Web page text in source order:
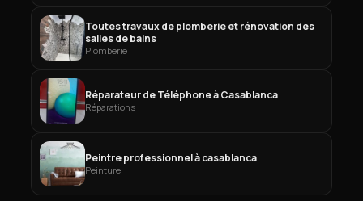
Toutes travaux de plomberie et rénovation des
salles de bains
Plomberie
Réparateur de Téléphone à Casablanca
Réparations
Peintre professionnel à casablanca
Peinture